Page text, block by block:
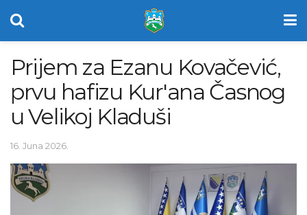
Prijem za Ezanu Kovačević,
prvu hafizu Kur'ana Časnog
u Velikoj Kladuši
16. Juna 2026.